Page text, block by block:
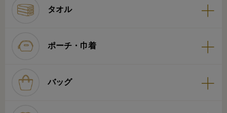
タオル
ポーチ・巾着
バッグ